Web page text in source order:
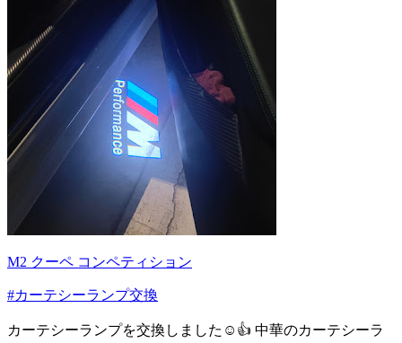
M2 クーペ コンペティション
#カーテシーランプ交換
カーテシーランプを交換しました☺️👍 中華のカーテシーラ